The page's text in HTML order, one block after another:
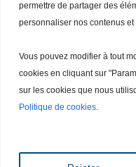
permettre de partager des
personnaliser nos contenus
Vous pouvez modifier à tout
cookies en cliquant sur
sur les cookies que nous
Politique de cookies.
Inscrivez
Tout droits réservé –